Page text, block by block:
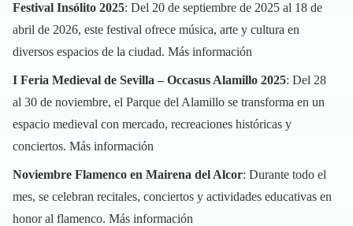
Festival Insólito 2025: Del 20 de septiembre de 2025 al 18 de
abril de 2026, este festival ofrece música, arte y cultura en
diversos espacios de la ciudad. Más información
I Feria Medieval de Sevilla – Occasus Alamillo 2025: Del 28
al 30 de noviembre, el Parque del Alamillo se transforma en un
espacio medieval con mercado, recreaciones históricas y
conciertos. Más información
Noviembre Flamenco en Mairena del Alcor: Durante todo el
mes, se celebran recitales, conciertos y actividades educativas en
honor al flamenco. Más información